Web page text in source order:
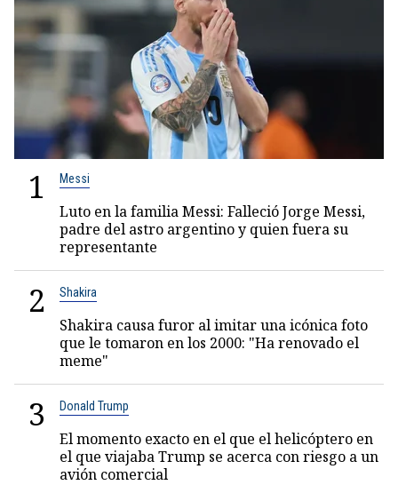
1 Messi
Luto en la familia Messi: Falleció Jorge Messi,
padre del astro argentino y quien fuera su
representante
2 Shakira
Shakira causa furor al imitar una icónica foto
que le tomaron en los 2000: "Ha renovado el
meme"
3 Donald Trump
El momento exacto en el que el helicóptero en
el que viajaba Trump se acerca con riesgo a un
avión comercial